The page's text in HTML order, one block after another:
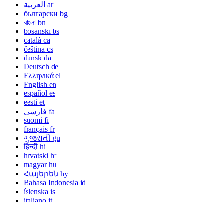
العربية ar
български bg
বাংলা bn
bosanski bs
català ca
čeština cs
dansk da
Deutsch de
Ελληνικά el
English en
español es
eesti et
فارسی fa
suomi fi
français fr
ગુજરાતી gu
हिन्दी hi
hrvatski hr
magyar hu
Հայերեն hy
Bahasa Indonesia id
íslenska is
italiano it